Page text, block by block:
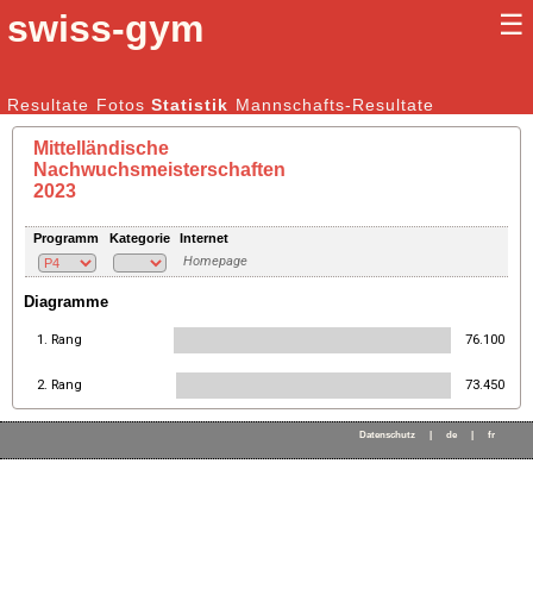
swiss-gym ☰
Kunstturnen Männer | Kunstturnen Frauen
Resultate Fotos Statistik Mannschafts-Resultate
Mittelländische
Nachwuchsmeisterschaften
2023
Programm Kategorie Internet
Homepage
Diagramme
1. Rang 76.100
2. Rang 73.450
Datenschutz de fr